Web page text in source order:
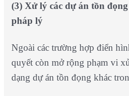
(3) Xử lý các dự án tồn
pháp lý
Ngoài các trường hợp điển
quyết còn mở rộng phạm vi
dạng dự án tồn đọng khác